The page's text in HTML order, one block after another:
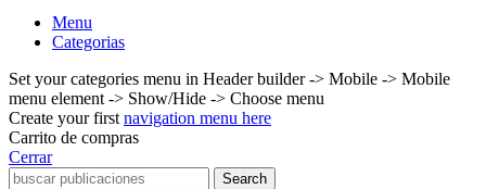
Menu
Categorias
Set your categories menu in Header builder -> Mobile -> Mobile
menu element -> Show/Hide -> Choose menu
Create your first navigation menu here
Carrito de compras
Cerrar
Search